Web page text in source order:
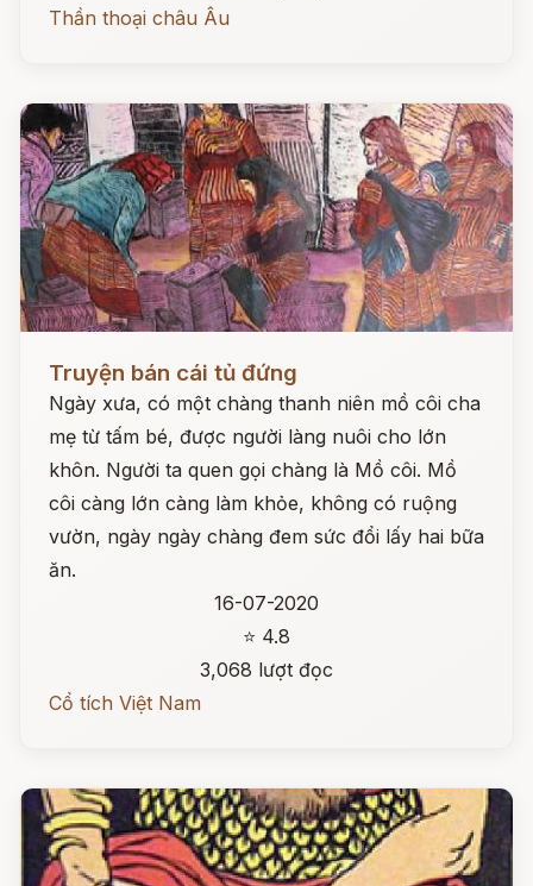
Thần thoại châu Âu
Truyện bán cái tủ đứng
Ngày xưa, có một chàng thanh niên mồ côi cha
mẹ từ tấm bé, được người làng nuôi cho lớn
khôn. Người ta quen gọi chàng là Mồ côi. Mồ
côi càng lớn càng làm khỏe, không có ruộng
vườn, ngày ngày chàng đem sức đổi lấy hai bữa
ăn.
16-07-2020
⭐ 4.8
3,068 lượt đọc
Cổ tích Việt Nam